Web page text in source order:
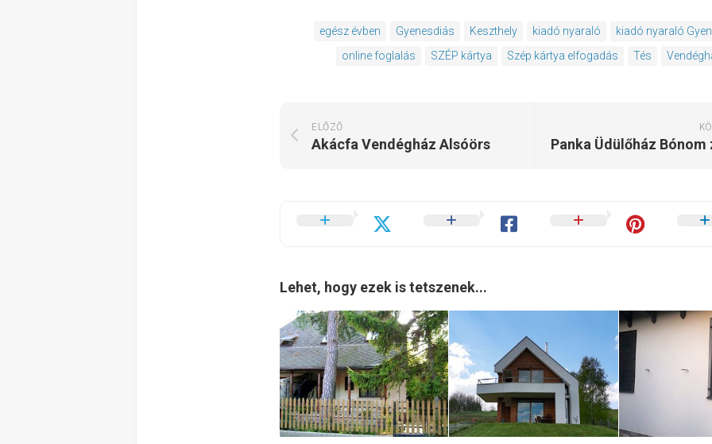
egész évben Gyenesdiás Keszthely kiadó nyaraló
kiadó nyaraló
online foglalás
SZÉP kártya Szép kártya elfogadás Tés
ELŐZŐ
Akácfa Vendégház Alsóörs
Lehet, hogy ezek is tetszenek...